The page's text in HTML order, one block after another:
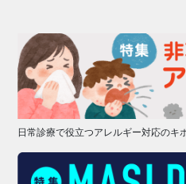
日常診療で役立つアレルギー対応のキ